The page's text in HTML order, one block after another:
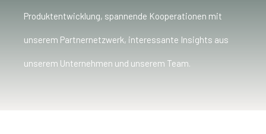
Produktentwicklung, spannende Kooperationen mit
unserem Partnernetzwerk, interessante Insights aus
unserem Unternehmen und unserem Team.